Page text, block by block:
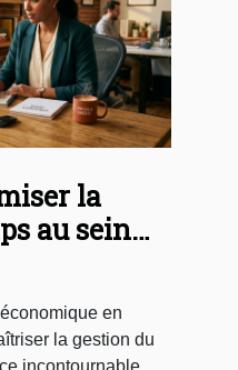
la
au sein
en
la gestion du
incontournable